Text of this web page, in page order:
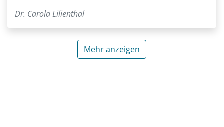
Dr. Carola Lilienthal
Mehr anzeigen